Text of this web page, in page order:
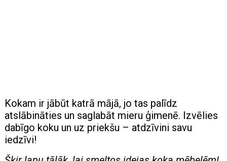
Kokam ir jābūt katrā mājā, jo tas palīdz
atslābināties un saglabāt mieru ģimenē. Izvēlies
dabīgo koku un uz priekšu – atdzīvini savu
iedzīvi!